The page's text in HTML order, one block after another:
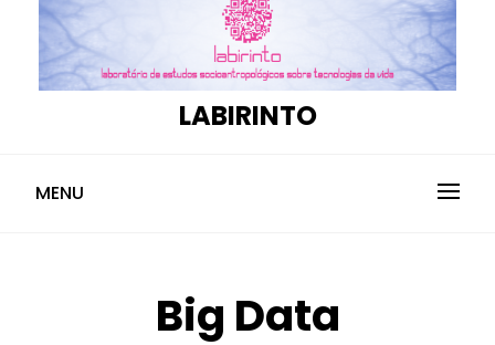
LABIRINTO
MENU
Big Data